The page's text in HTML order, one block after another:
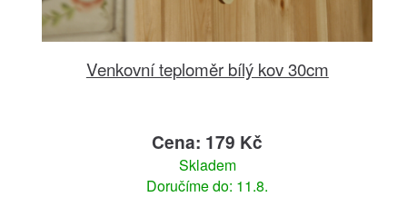
Venkovní teploměr bílý kov 30cm
Cena: 179 Kč
Skladem
Doručíme do: 11.8.